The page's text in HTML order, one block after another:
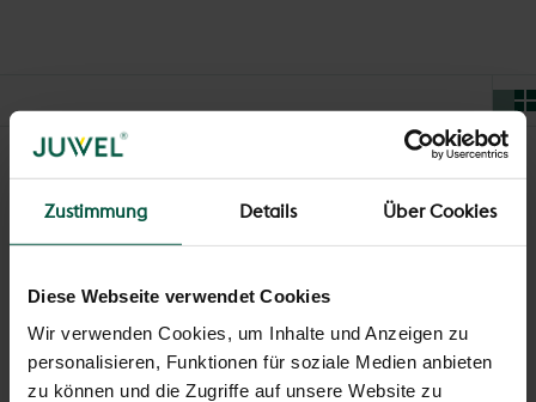
Zustimmung Details Über Cookies
Diese Webseite verwendet Cookies
Wir verwenden Cookies, um Inhalte und Anzeigen zu
personalisieren, Funktionen für soziale Medien anbieten
zu können und die Zugriffe auf unsere Website zu
Add to cart
terracotta
Sale price
€38,90